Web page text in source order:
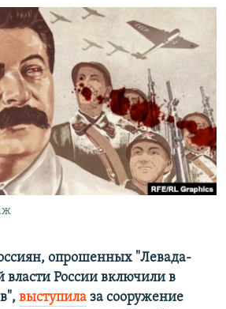
КРЫМА
опрошенных "Левада-
России включили в
выступила за сооружение